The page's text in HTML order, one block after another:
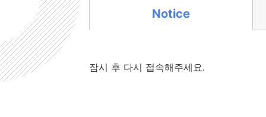
Notice
잠시 후 다시 접속해주세요.